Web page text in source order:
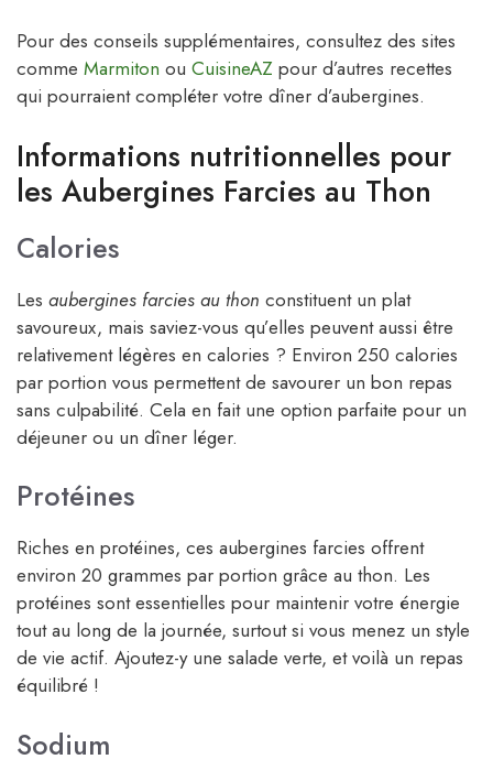
Pour des conseils supplémentaires, consultez des sites
comme Marmiton ou CuisineAZ pour d’autres recettes
qui pourraient compléter votre dîner d’aubergines.
Informations nutritionnelles pour
les Aubergines Farcies au Thon
Calories
Les aubergines farcies au thon constituent un plat
savoureux, mais saviez-vous qu’elles peuvent aussi être
relativement légères en calories ? Environ 250 calories
par portion vous permettent de savourer un bon repas
sans culpabilité. Cela en fait une option parfaite pour un
déjeuner ou un dîner léger.
Protéines
Riches en protéines, ces aubergines farcies offrent
environ 20 grammes par portion grâce au thon. Les
protéines sont essentielles pour maintenir votre énergie
tout au long de la journée, surtout si vous menez un style
de vie actif. Ajoutez-y une salade verte, et voilà un repas
équilibré !
Sodium